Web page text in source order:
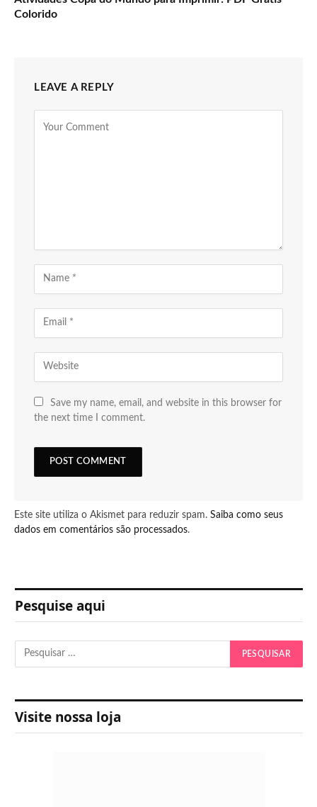
Colorido
LEAVE A REPLY
Save my name, email, and website in this browser for
the next time I comment.
Este site utiliza o Akismet para reduzir spam. Saiba como seus
dados em comentários são processados.
Pesquise aqui
Visite nossa loja